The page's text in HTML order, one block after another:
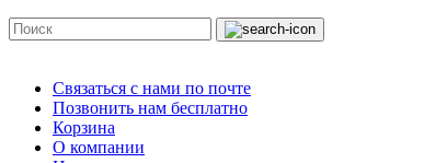
Связаться с нами по почте
Позвонить нам бесплатно
Корзина
О компании